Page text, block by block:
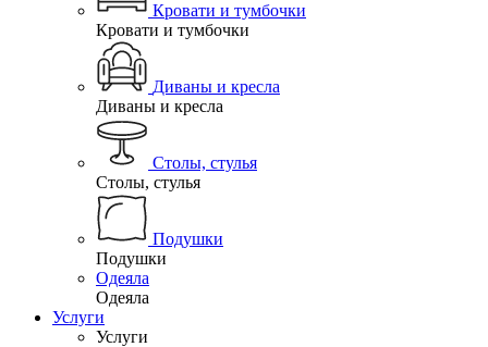
Кровати и тумбочки
Кровати и тумбочки
Диваны и кресла
Диваны и кресла
Столы, стулья
Столы, стулья
Подушки
Подушки
Одеяла
Одеяла
Услуги
Услуги